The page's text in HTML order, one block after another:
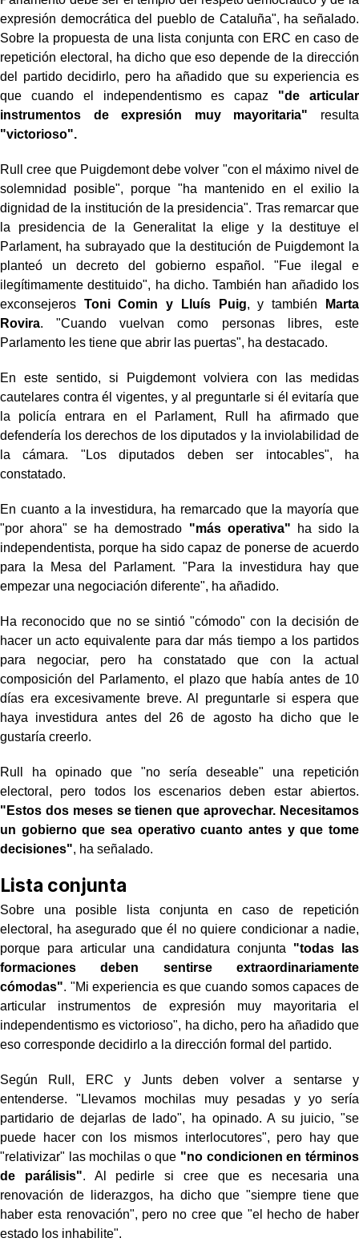
expresión democrática del pueblo de Cataluña", ha señalado.
Sobre la propuesta de una lista conjunta con ERC en caso de
repetición electoral, ha dicho que eso depende de la dirección
del partido decidirlo, pero ha añadido que su experiencia es
que cuando el independentismo es capaz "de articular
instrumentos de expresión muy mayoritaria" resulta
"victorioso".
Rull cree que Puigdemont debe volver "con el máximo nivel de
solemnidad posible", porque "ha mantenido en el exilio la
dignidad de la institución de la presidencia". Tras remarcar que
la presidencia de la Generalitat la elige y la destituye el
Parlament, ha subrayado que la destitución de Puigdemont la
planteó un decreto del gobierno español. "Fue ilegal e
ilegítimamente destituido", ha dicho. También han añadido los
exconsejeros Toni Comin y Lluís Puig, y también
Marta
Rovira. "Cuando vuelvan como personas libres, este
Parlamento les tiene que abrir las puertas", ha destacado.
En este sentido, si Puigdemont volviera con las medidas
cautelares contra él vigentes, y al preguntarle si él evitaría que
la policía entrara en el Parlament, Rull ha afirmado que
defendería los derechos de los diputados y la inviolabilidad de
la cámara. "Los diputados deben ser intocables", ha
constatado.
En cuanto a la investidura, ha remarcado que la mayoría que
"por ahora" se ha demostrado "más operativa" ha sido la
independentista, porque ha sido capaz de ponerse de acuerdo
para la Mesa del Parlament. "Para la investidura hay que
empezar una negociación diferente", ha añadido.
Ha reconocido que no se sintió "cómodo" con la decisión de
hacer un acto equivalente para dar más tiempo a los partidos
para negociar, pero ha constatado que con la actual
composición del Parlamento, el plazo que había antes de 10
días era excesivamente breve. Al preguntarle si espera que
haya investidura antes del 26 de agosto ha dicho que le
gustaría creerlo.
Rull ha opinado que "no sería deseable" una repetición
electoral, pero todos los escenarios deben estar abiertos.
"Estos dos meses se tienen que aprovechar. Necesitamos
un gobierno que sea operativo cuanto antes y que tome
decisiones", ha señalado.
Lista conjunta
Sobre una posible lista conjunta en caso de repetición
electoral, ha asegurado que él no quiere condicionar a nadie,
porque para articular una candidatura conjunta "todas las
formaciones deben sentirse extraordinariamente
cómodas". "Mi experiencia es que cuando somos capaces de
articular instrumentos de expresión muy mayoritaria el
independentismo es victorioso", ha dicho, pero ha añadido que
eso corresponde decidirlo a la dirección formal del partido.
Según Rull, ERC y Junts deben volver a sentarse y
entenderse. "Llevamos mochilas muy pesadas y yo sería
partidario de dejarlas de lado", ha opinado. A su juicio, "se
puede hacer con los mismos interlocutores", pero hay que
"relativizar" las mochilas o que "no condicionen en términos
de parálisis". Al pedirle si cree que es necesaria una
renovación de liderazgos, ha dicho que "siempre tiene que
haber esta renovación", pero no cree que "el hecho de haber
estado los inhabilite".